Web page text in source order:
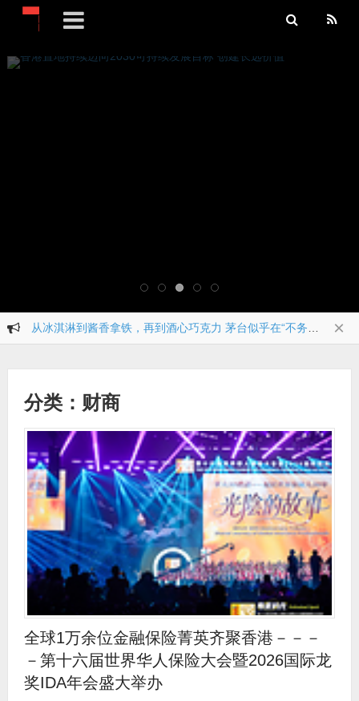
一文详解：如何选择超声波传感器
聚焦生物科技与精准护肤！麦吉丽掀起科学护肤新浪潮
百胜中国蝉联“最佳ESG雇主”称号
中国医疗器械行业协会2023产业年会盛大启幕
新研发，海信中央空调又出新品
微软Office 365等多个在线服务遭遇中断 暂不清楚原因
从冰淇淋到酱香拿铁，再到酒心巧克力 茅台似乎在“不务正业”的路上越走越远
×
分类：财商
全球1万余位金融保险菁英齐聚香港－－－
－第十六届世界华人保险大会暨2026国际龙
奖IDA年会盛大举办